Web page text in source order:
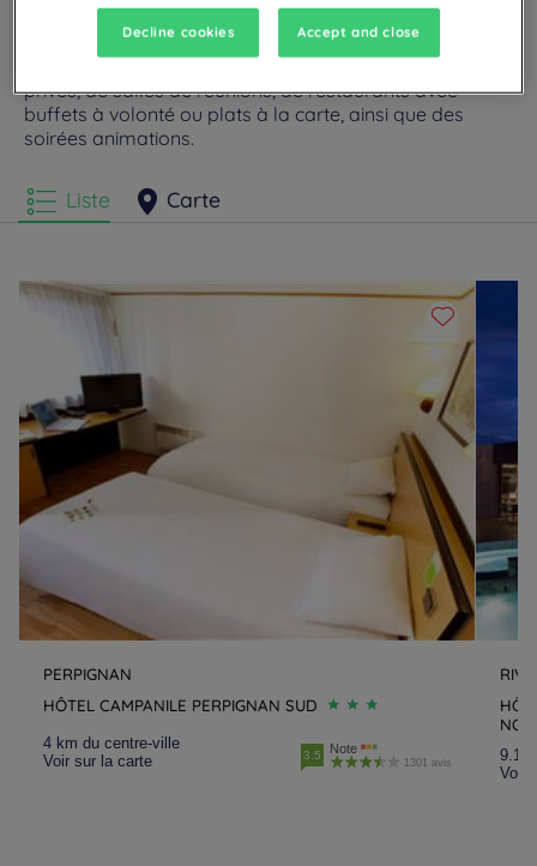
Nos hôtels à Perpignan
Appréciez le confort des chambres Campanile à
Perpignan. Retrouvez selon nos hôtels des parkings
privés, de salles de réunions, de restaurants avec
buffets à volonté ou plats à la carte, ainsi que des
soirées animations.
Liste Carte
PERPIGNAN
HÔTEL CAMPANILE PERPIGNAN SUD
4 km du centre-ville
Voir sur la carte
3.5 Note
1301 avis
9.1
Voir
Decline cookies Accept and close